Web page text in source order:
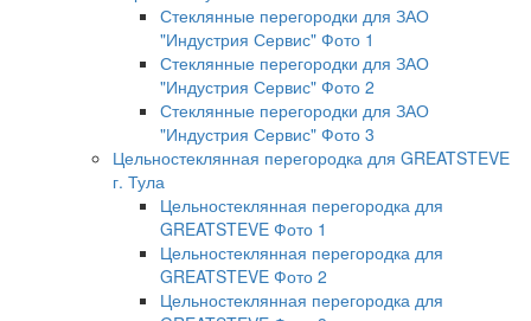
Стеклянные перегородки для ЗАО
"Индустрия Сервис" Фото 1
Стеклянные перегородки для ЗАО
"Индустрия Сервис" Фото 2
Стеклянные перегородки для ЗАО
"Индустрия Сервис" Фото 3
Цельностеклянная перегородка для GREATSTEVE
г. Тула
Цельностеклянная перегородка для
GREATSTEVE Фото 1
Цельностеклянная перегородка для
GREATSTEVE Фото 2
Цельностеклянная перегородка для